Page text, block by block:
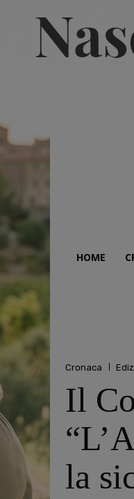
HOME
Cronaca
Il
la